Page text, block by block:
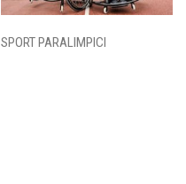
SPORT PARALIMPICI